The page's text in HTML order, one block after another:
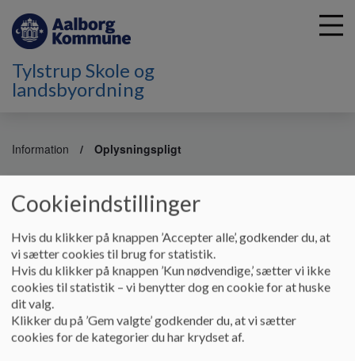
i
Tylstrup Skole og
landsbyordning
Information Oplysningspligt
Oplysningspligt
Aalborg Kommune er overordnet dataansvarlig for
kommunens oplysninger. Når vi behandler oplysninger om
dig/dit barn, har vi ifølge databeskyttelsesreglerne pligt til at
orientere dig om en række forhold.
Skoleforvaltningen skal i den forbindelse give dig følgende
oplysninger:
Cookieindstillinger
Hvis du klikker på knappen ’Accepter alle’, godkender du, at
vi sætter cookies til brug for statistik.
Hvis du klikker på knappen ’Kun nødvendige,’ sætter vi ikke
cookies til statistik – vi benytter dog en cookie for at huske
dit valg.
Klikker du på ’Gem valgte’ godkender du, at vi sætter
cookies for de kategorier du har krydset af.